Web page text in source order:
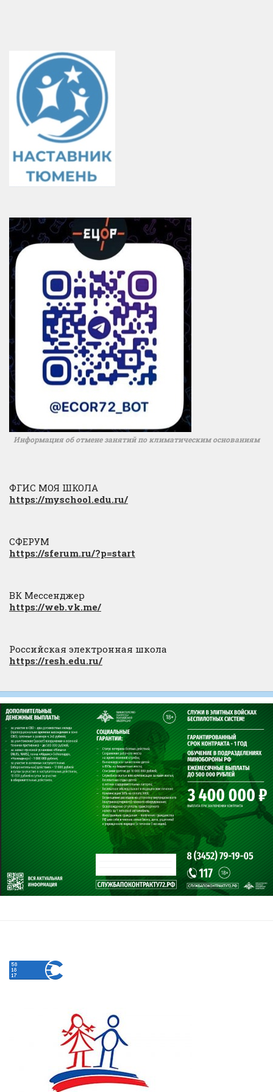
Информация об отмене занятий по климатическим основаниям
ФГИС МОЯ ШКОЛА
https://myschool.edu.ru/
СФЕРУМ
https://sferum.ru/?p=start
ВК Мессенджер
https://web.vk.me/
Российская электронная школа
https://resh.edu.ru/